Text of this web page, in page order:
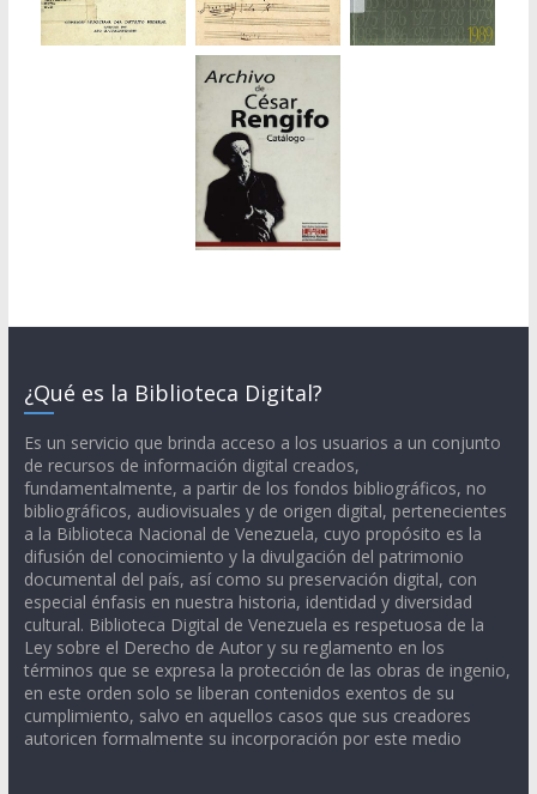
¿Qué es la Biblioteca Digital?
Es un servicio que brinda acceso a los usuarios a un conjunto
de recursos de información digital creados,
fundamentalmente, a partir de los fondos bibliográficos, no
bibliográficos, audiovisuales y de origen digital, pertenecientes
a la Biblioteca Nacional de Venezuela, cuyo propósito es la
difusión del conocimiento y la divulgación del patrimonio
documental del país, así como su preservación digital, con
especial énfasis en nuestra historia, identidad y diversidad
cultural. Biblioteca Digital de Venezuela es respetuosa de la
Ley sobre el Derecho de Autor y su reglamento en los
términos que se expresa la protección de las obras de ingenio,
en este orden solo se liberan contenidos exentos de su
cumplimiento, salvo en aquellos casos que sus creadores
autoricen formalmente su incorporación por este medio